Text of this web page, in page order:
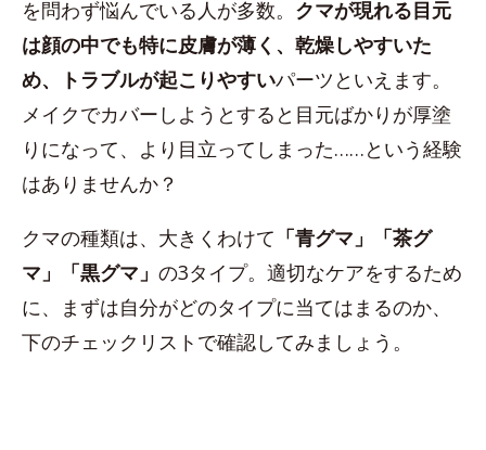
を問わず悩んでいる人が多数。 クマが現れる目元
は顔の中でも特に皮膚が薄く、乾燥しやすいた
め、トラブルが起こりやすいパーツといえます。
メイクでカバーしようとすると目元ばかりが厚塗
りになって、より目立ってしまった……という経験
はありませんか？
クマの種類は、大きくわけて 「青グマ」「茶グ
マ」「黒グマ」 の3タイプ。適切なケアをするため
に、まずは自分がどのタイプに当てはまるのか、
下のチェックリストで確認してみましょう。